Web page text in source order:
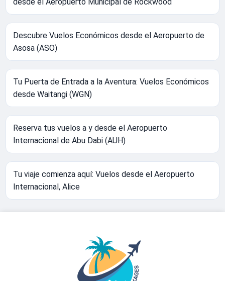
desde el Aeropuerto Municipal de Rockwood
Descubre Vuelos Económicos desde el Aeropuerto de
Asosa (ASO)
Tu Puerta de Entrada a la Aventura: Vuelos Económicos
desde Waitangi (WGN)
Reserva tus vuelos a y desde el Aeropuerto
Internacional de Abu Dabi (AUH)
Tu viaje comienza aquí: Vuelos desde el Aeropuerto
Internacional, Alice